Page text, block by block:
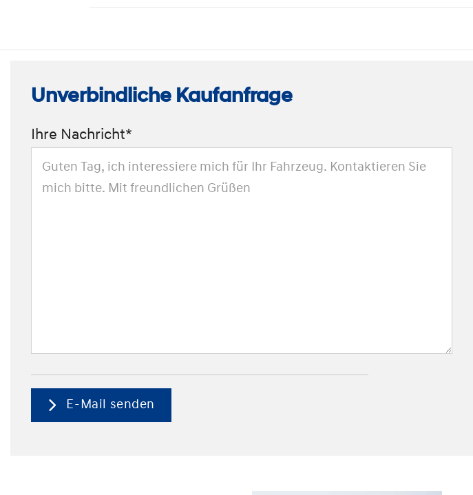
Unverbindliche Kaufanfrage
Ihre Nachricht*
E-Mail senden